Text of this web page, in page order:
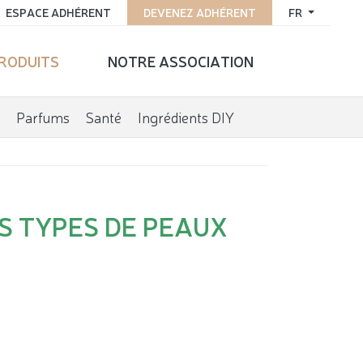
FR
DEVENEZ ADHÉRENT
ESPACE ADHÉRENT
NOTRE ASSOCIATION
Parfums Santé Ingrédients DIY
TYPES DE PEAUX